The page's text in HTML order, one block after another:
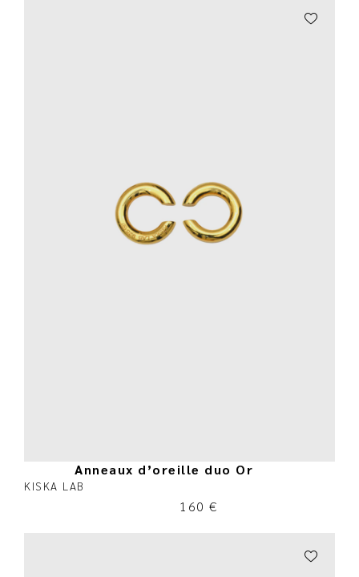
Anneaux d’oreille duo Or
KISKA LAB
160 €